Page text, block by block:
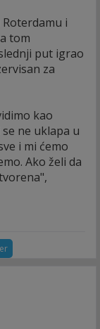
i
tom
put igrao
za
kao
ne uklapa u
i mi ćemo
Ako želi da